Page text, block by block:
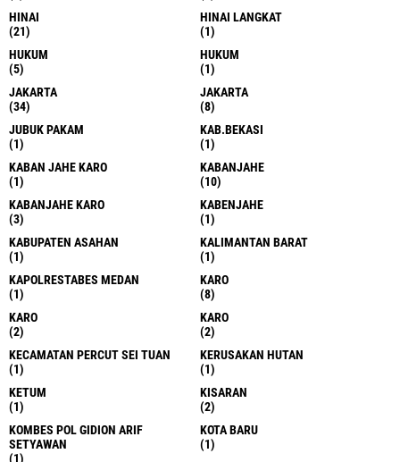
HINAI
(21)
HINAI LANGKAT
(1)
HUKUM
(5)
HUKUM
(1)
JAKARTA
(34)
JAKARTA
(8)
JUBUK PAKAM
(1)
KAB.BEKASI
(1)
KABAN JAHE KARO
(1)
KABANJAHE
(10)
KABANJAHE KARO
(3)
KABENJAHE
(1)
KABUPATEN ASAHAN
(1)
KALIMANTAN BARAT
(1)
KAPOLRESTABES MEDAN
(1)
KARO
(8)
KARO
(2)
KARO
(2)
KECAMATAN PERCUT SEI TUAN
(1)
KERUSAKAN HUTAN
(1)
KETUM
(1)
KISARAN
(2)
KOMBES POL GIDION ARIF
SETYAWAN
(1)
KOTA BARU
(1)